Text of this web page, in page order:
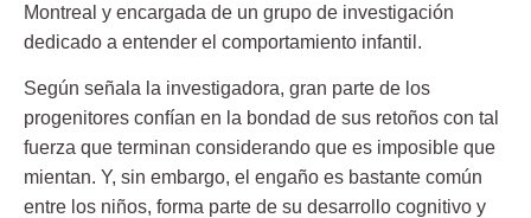
Montreal y encargada de un grupo de investigación
dedicado a entender el comportamiento infantil.
Según señala la investigadora, gran parte de los
progenitores confían en la bondad de sus retoños con tal
fuerza que terminan considerando que es imposible que
mientan. Y, sin embargo, el engaño es bastante común
entre los niños, forma parte de su desarrollo cognitivo y